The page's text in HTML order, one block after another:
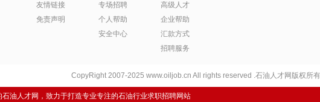
友情链接
免责声明
专场招聘
个人帮助
安全中心
高级人才
企业帮助
汇款方式
招聘服务
CopyRight 2007-2025 www.oiljob.cn All rights reserved .石油人才网版权所有
油人才网，致力于打造专业专注的石油行业求职招聘网站